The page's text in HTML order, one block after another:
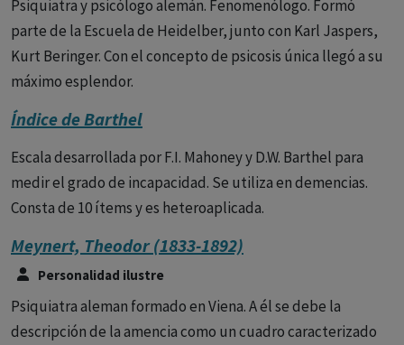
Psiquiatra y psicólogo alemán. Fenomenólogo. Formó
parte de la Escuela de Heidelber, junto con Karl Jaspers,
Kurt Beringer. Con el concepto de psicosis única llegó a su
máximo esplendor.
Índice de Barthel
Escala desarrollada por F.I. Mahoney y D.W. Barthel para
medir el grado de incapacidad. Se utiliza en demencias.
Consta de 10 ítems y es heteroaplicada.
Meynert, Theodor (1833-1892)
Personalidad ilustre
Psiquiatra aleman formado en Viena. A él se debe la
descripción de la amencia como un cuadro caracterizado